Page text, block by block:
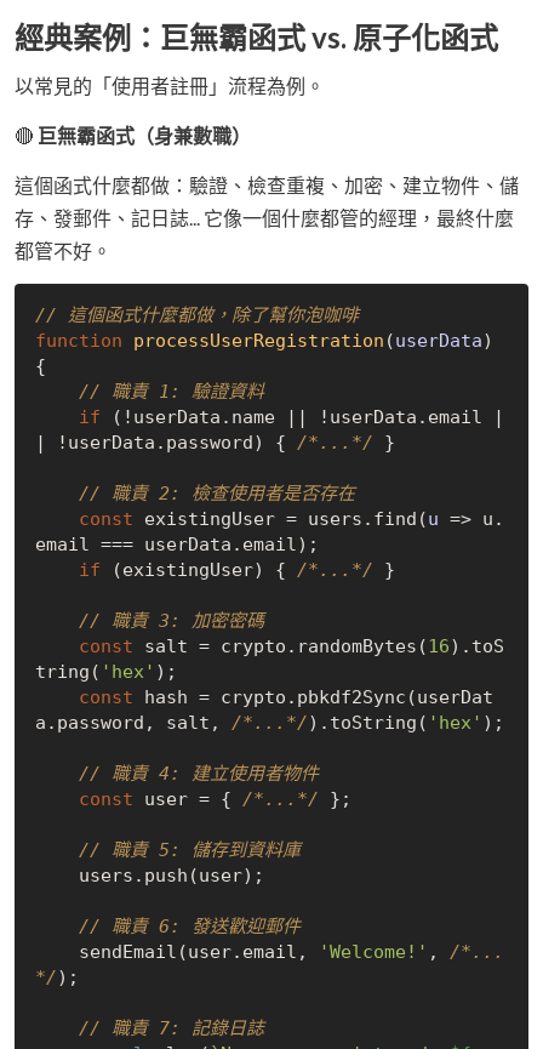
經典案例：巨無霸函式 vs. 原子化函式
以常見的「使用者註冊」流程為例。
🔴 巨無霸函式（身兼數職）
這個函式什麼都做：驗證、檢查重複、加密、建立物件、儲
存、發郵件、記日誌... 它像一個什麼都管的經理，最終什麼
都管不好。
// 這個函式什麼都做，除了幫你泡咖啡
function
processUserRegistration (userData
{
// 職責 1: 驗證資料
if (!userData.name || !userData.email |
| !userData.password) { /*...*/ }
// 職責 2: 檢查使用者是否存在
const existingUser = users.find(u => u.
email === userData.email);
if (existingUser) { /*...*/ }
// 職責 3: 加密密碼
const salt = crypto.randomBytes(16).toS
tring( 'hex' );
const hash = crypto.pbkdf2Sync(userDat
a.password, salt, /*...*/).toString( 'hex' );
// 職責 4: 建立使用者物件
const user = { /*...*/ };
// 職責 5: 儲存到資料庫
// 職責 6: 發送歡迎郵件
    sendEmail(user.email,
'Welcome!' , /*...
*/);
// 職責 7: 記錄日誌